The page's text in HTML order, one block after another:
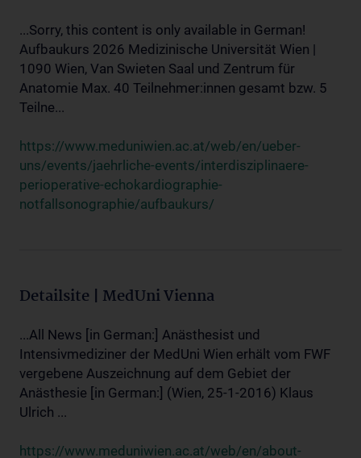
...Sorry, this content is only available in German!
Aufbaukurs 2026 Medizinische Universität Wien |
1090 Wien, Van Swieten Saal und Zentrum für
Anatomie Max. 40 Teilnehmer:innen gesamt bzw. 5
Teilne...
https://www.meduniwien.ac.at/web/en/ueber-
uns/events/jaehrliche-events/interdisziplinaere-
perioperative-echokardiographie-
notfallsonographie/aufbaukurs/
Detailsite | MedUni Vienna
...All News [in German:] Anästhesist und
Intensivmediziner der MedUni Wien erhält vom FWF
vergebene Auszeichnung auf dem Gebiet der
Anästhesie [in German:] (Wien, 25-1-2016) Klaus
Ulrich ...
https://www.meduniwien.ac.at/web/en/about-